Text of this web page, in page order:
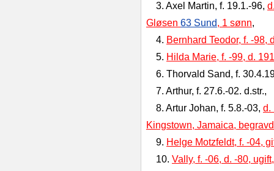
3. Axel Martin, f. 19.1.-96,
Gløsen 63 Sund, 1 sønn,
4. Bernhard Teodor, f. -
5. Hilda Marie, f. -99, d.
6. Thorvald Sand, f.
7. Arthur, f. 27.6.-02. d.str.,
8. Artur Johan, f. 5.8.-03, d.
Kingstown, Jamaica,
9. Helge Motzfeldt, f. -04,
10. Vally, f. -06, d. -80,